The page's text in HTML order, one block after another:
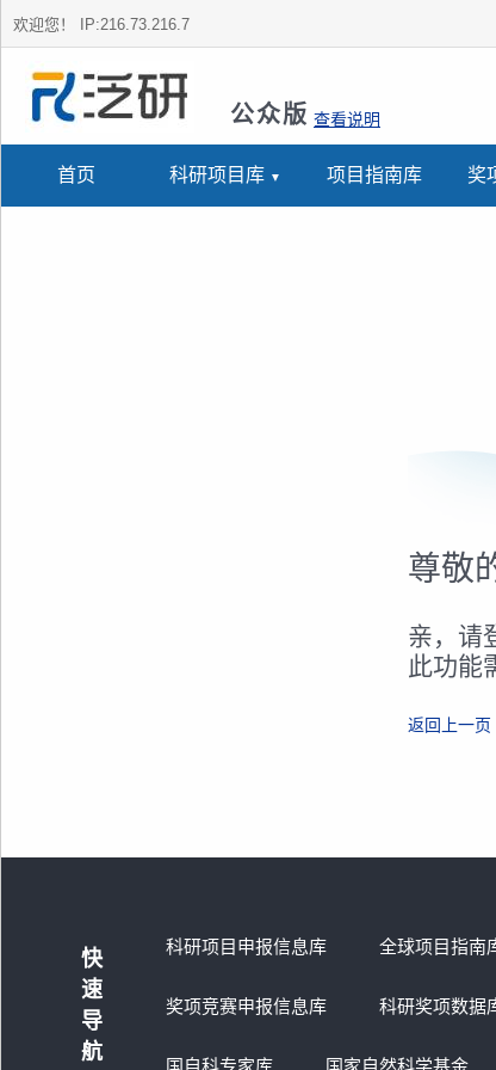
欢迎您！ IP:216.73.216.7
公众版 查看说明
首页 科研项目库 项目指南库 奖
尊敬
亲，请
此功能
返回上一页
快
速
导
航
科研项目申报信息库 全球项目指南
奖项竞赛申报信息库 科研奖项数据
国自科专家库 国家自然科学基金